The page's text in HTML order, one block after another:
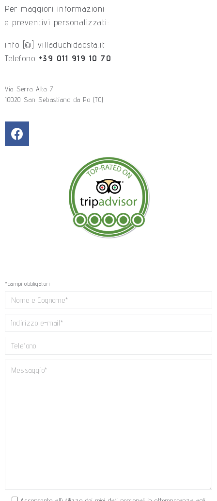
Per maggiori informazioni
e preventivi personalizzati:
info [@] villaduchidaosta.it
Telefono +39 011 919 10 70
Via Serra Alta 7,
10020 San Sebastiano da Po (TO)
*campi obbligatori